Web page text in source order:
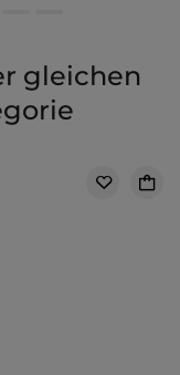
gleichen